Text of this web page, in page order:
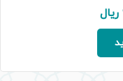
1,000,000 ریال
ریالقیمت
فعلی: